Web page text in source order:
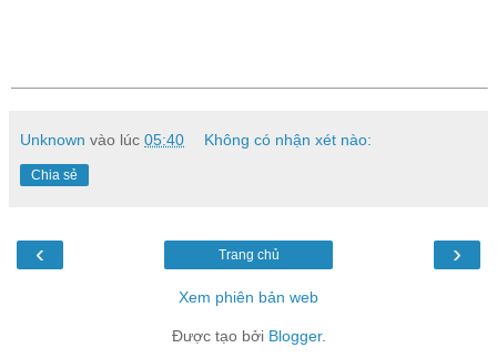
Unknown vào lúc 05:40 Không có nhận xét nào:
Chia sẻ
‹ ›
Trang chủ
Xem phiên bản web
Được tạo bởi Blogger.